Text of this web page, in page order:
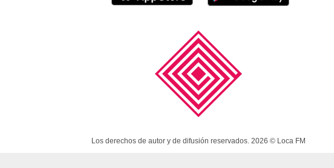
Los derechos de autor y de difusión reservados. 2026 © Loca FM